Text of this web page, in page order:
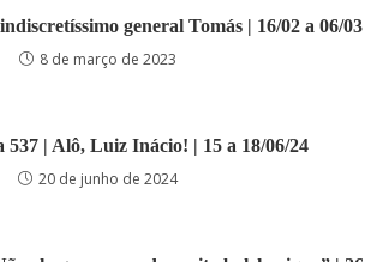
general Tomás | 16/02 a 06/03
8 de março de 2023
537 | Alô, Luiz Inácio! | 15 a 18/06/24
20 de junho de 2024